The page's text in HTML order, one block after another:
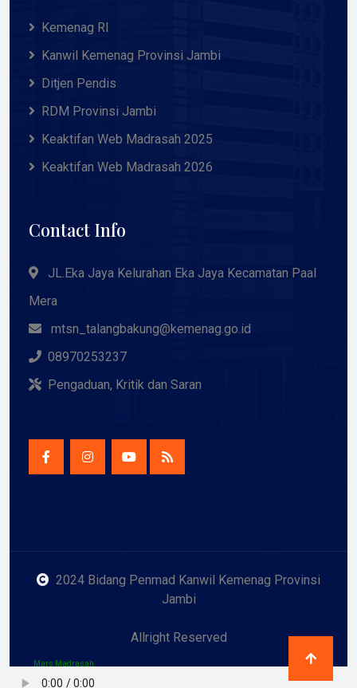
Kemenag RI
Kanwil Kemenag Provinsi Jambi
Ditjen Pendis
RDM Provinsi Jambi
Keaktifan Web Madrasah 2025
Keaktifan Web Madrasah 2026
Contact Info
JL.Eka Jaya Kelurahan Eka Jaya Kecamatan Paal
Mera
mtsn_talangbakung@kemenag.go.id
08970253237
Pengaduan, Kritik dan Saran
2024 Bidang Penmad Kanwil Kemenag Provinsi
Jambi
Allright Reserved
Mars Madrasah